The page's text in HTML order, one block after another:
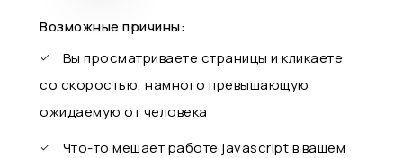
Возможные причины:
Вы просматриваете страницы и кликаете
со скоростью, намного превышающую
ожидаемую от человека
Что-то мешает работе javascript в вашем